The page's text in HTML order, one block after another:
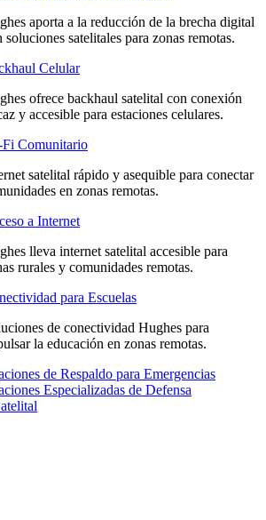
aporta a la reducción de la brecha digital
soluciones satelitales para zonas remotas.
Celular
ofrece backhaul satelital con conexión
y accesible para estaciones celulares.
Comunitario
satelital rápido y asequible para conectar
en zonas remotas.
a Internet
lleva internet satelital accesible para
rurales y comunidades remotas.
para Escuelas
de conectividad Hughes para
la educación en zonas remotas.
de Respaldo para Emergencias
Especializadas de Defensa